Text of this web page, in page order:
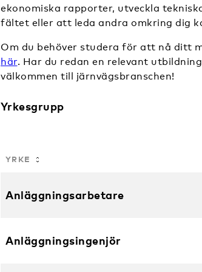
ekonomiska rapporter, utveckla
fältet eller att leda andra omkring dig
Om du behöver studera för att nå ditt
här. Har du redan en relevant
välkommen till järnvägsbranschen!
Yrkesgrupp
YRKE
Anläggningsarbetare
Anläggningsingenjör